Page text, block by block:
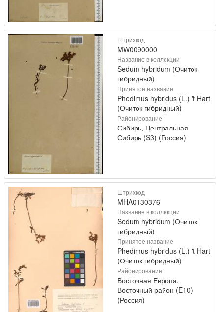
Штрихкод
MW0090000
Название в коллекции
Sedum hybridum (Очиток
гибридный)
Принятое название
Phedimus hybridus (L.) 't Hart
(Очиток гибридный)
Районирование
Сибирь, Центральная
Сибирь (S3) (Россия)
Штрихкод
MHA0130376
Название в коллекции
Sedum hybridum (Очиток
гибридный)
Принятое название
Phedimus hybridus (L.) 't Hart
(Очиток гибридный)
Районирование
Восточная Европа,
Восточный район (E10)
(Россия)